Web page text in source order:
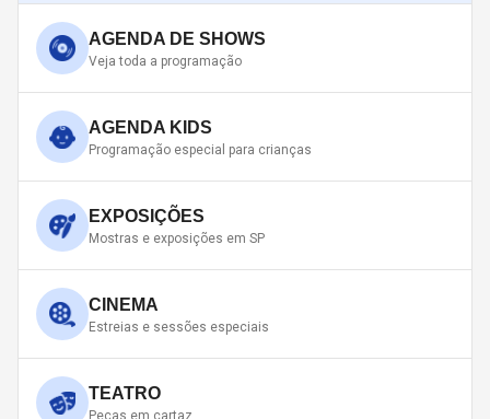
AGENDA DE SHOWS
Veja toda a programação
AGENDA KIDS
Programação especial para crianças
EXPOSIÇÕES
Mostras e exposições em SP
CINEMA
Estreias e sessões especiais
TEATRO